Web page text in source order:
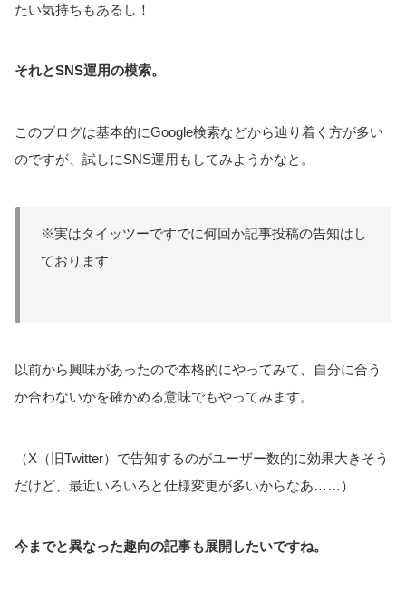
たい気持ちもあるし！
それとSNS運用の模索。
このブログは基本的にGoogle検索などから辿り着く方が多い
のですが、試しにSNS運用もしてみようかなと。
※実はタイッツーですでに何回か記事投稿の告知はし
ております
以前から興味があったので本格的にやってみて、自分に合う
か合わないかを確かめる意味でもやってみます。
（X（旧Twitter）で告知するのがユーザー数的に効果大きそう
だけど、最近いろいろと仕様変更が多いからなあ……）
今までと異なった趣向の記事も展開したいですね。